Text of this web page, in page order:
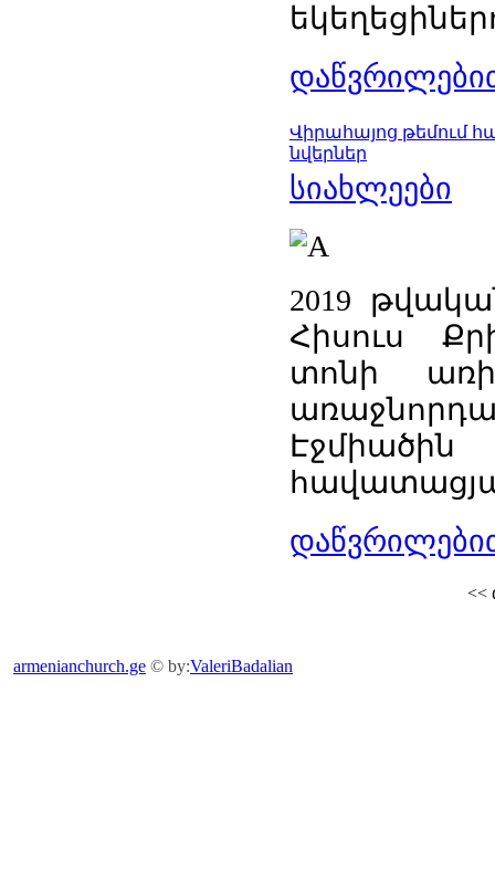
Վիրահայոց թեմում
նվերներ
სიახლეები
2019
Հիսուս
տոնի
<<
armenianchurch.ge © by:ValeriBadalian